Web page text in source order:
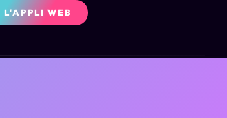
L'APPLI WEB